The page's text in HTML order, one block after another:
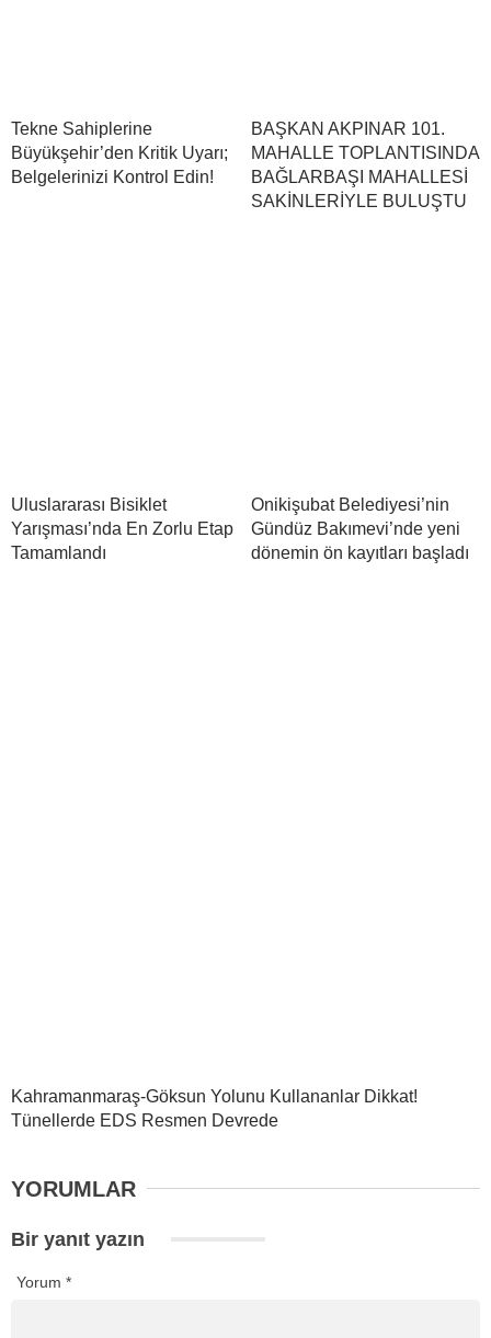
Tekne Sahiplerine
Büyükşehir’den Kritik Uyarı;
Belgelerinizi Kontrol Edin!
BAŞKAN AKPINAR 101.
MAHALLE TOPLANTISINDA
BAĞLARBAŞI MAHALLESİ
SAKİNLERİYLE BULUŞTU
Uluslararası Bisiklet
Yarışması’nda En Zorlu Etap
Tamamlandı
Onikişubat Belediyesi’nin
Gündüz Bakımevi’nde yeni
dönemin ön kayıtları başladı
Kahramanmaraş-Göksun Yolunu Kullananlar Dikkat!
Tünellerde EDS Resmen Devrede
YORUMLAR
Bir yanıt yazın
Yorum *